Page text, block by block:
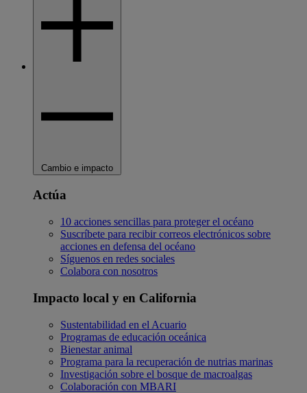
Cambio e impacto
Actúa
10 acciones sencillas para proteger el océano
Suscríbete para recibir correos electrónicos sobre
acciones en defensa del océano
Síguenos en redes sociales
Colabora con nosotros
Impacto local y en California
Sustentabilidad en el Acuario
Programas de educación oceánica
Bienestar animal
Programa para la recuperación de nutrias marinas
Investigación sobre el bosque de macroalgas
Colaboración con MBARI